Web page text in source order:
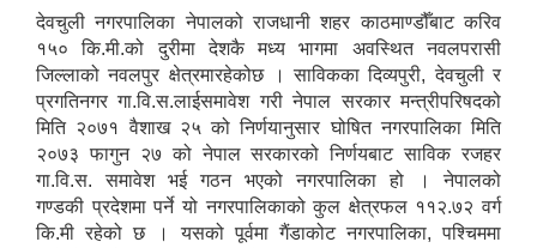
देवचुली नगरपालिका नेपालको राजधानी शहर काठमाण्डौँबाट करिव
१५० कि.मी.को दुरीमा देशकै मध्य भागमा अवस्थित नवलपरासी
जिल्लाको नवलपुर क्षेत्रमारहेकोछ । साविकका दिव्यपुरी, देवचुली र
प्रगतिनगर गा.वि.स.लाईसमावेश गरी नेपाल सरकार मन्त्रीपरिषदको
मिति २०७१ वैशाख २५ को निर्णयानुसार घोषित नगरपालिका मिति
२०७३ फागुन २७ को नेपाल सरकारको निर्णयबाट साविक रजहर
गा.वि.स. समावेश भई गठन भएको नगरपालिका हो । नेपालको
गण्डकी प्रदेशमा पर्ने यो नगरपालिकाको कुल क्षेत्रफल ११२.७२ वर्ग
कि.मी रहेको छ । यसको पूर्वमा गैंडाकोट नगरपालिका, पश्चिममा